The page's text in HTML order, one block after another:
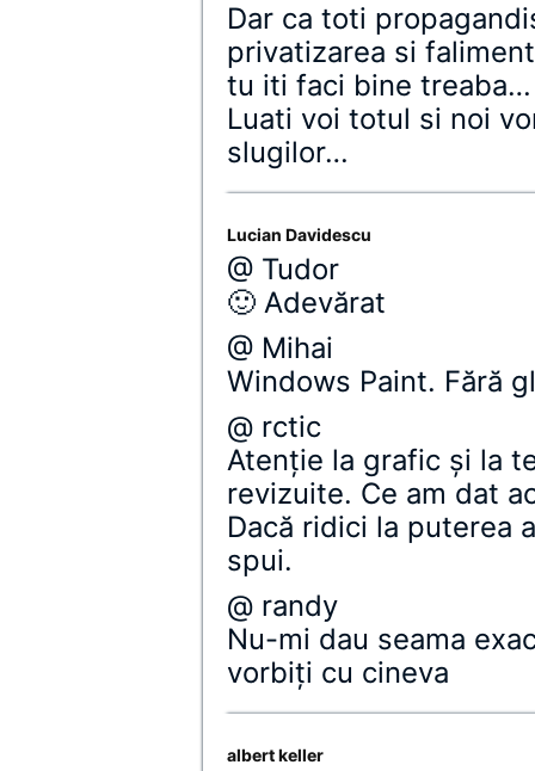
Dar ca toti
privatizarea si
tu iti faci bine treaba…
Luati voi totul si noi
slugilor…
Lucian Davidescu
@ Tudor
🙂 Adevărat
@ Mihai
Windows Paint. Fără
@ rctic
Atenţie la grafic şi la
revizuite. Ce am dat
Dacă ridici la puterea
spui.
@ randy
Nu-mi dau seama
vorbiţi cu cineva
albert keller